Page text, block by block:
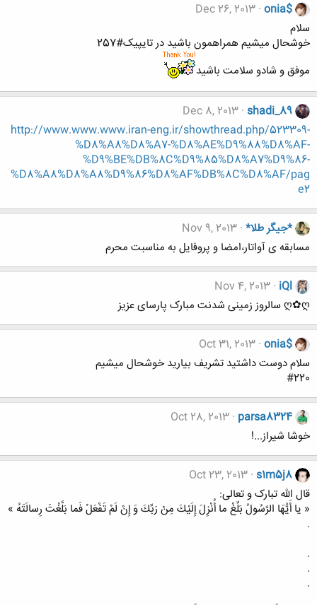
onia$
Dec 26, 2013
سلام
خوشحال میشیم همراهمون باشید در تایپیک#257
موفق و شادو سلامت باشید
shadi_89
Dec 8, 2013
http://www.www.www.iran-eng.ir/showthread.php/523309-
%D8%A8%D8%A7-%D8%AE%D9%88%D8%AF-
%D9%BE%DB%8C%D9%85%D8%A7%D9%86-
%D8%A8%D8%A8%D9%86%D8%AF%DB%8C%D8%AF/pag
e2
*جیگر طلا* Nov 9, 2013
مسابقه ی آواتار،امضا و پروفایل به مناسبت محرم
iQl
Nov 4, 2013
ღ✿ღ سالروز زمینی شدنت مبارک پارسای عزیز
onia$
Oct 31, 2013
سلام دوست داشتید تشریف بیارید خوشحال میشیم
#220
parsa8324
Oct 28, 2013
خوشا شیراز...!
s1m5j8
Oct 23, 2013
قال الله تبارک و تعالی:
« یا أَیُّهَا الرَّسُولُ بَلِّغْ ما أُنْزِلَ إِلَیْكَ مِنْ رَبِّكَ وَ إِنْ لَمْ تَفْعَلْ فَما بَلَّغْتَ رِسالَتَهُ »
.
.
.
.